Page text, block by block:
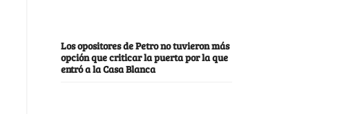
Los opositores de Petro no tuvieron más
opción que criticar la puerta por la que
entró a la Casa Blanca